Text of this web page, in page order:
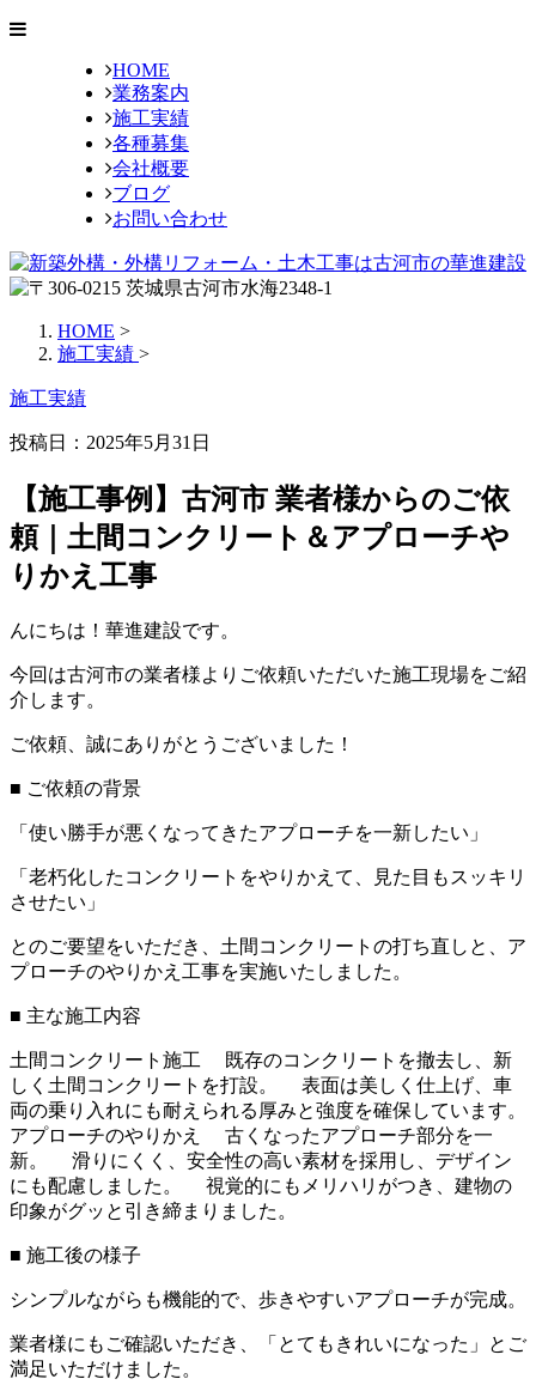
HOME
業務案内
施工実績
各種募集
会社概要
ブログ
お問い合わせ
HOME >
施工実績 >
施工実績
投稿日：2025年5月31日
【施工事例】古河市 業者様からのご依
頼｜土間コンクリート＆アプローチや
りかえ工事
んにちは！華進建設です。
今回は古河市の業者様よりご依頼いただいた施工現場をご紹
介します。
ご依頼、誠にありがとうございました！
■ ご依頼の背景
「使い勝手が悪くなってきたアプローチを一新したい」
「老朽化したコンクリートをやりかえて、見た目もスッキリ
させたい」
とのご要望をいただき、土間コンクリートの打ち直しと、ア
プローチのやりかえ工事を実施いたしました。
■ 主な施工内容
土間コンクリート施工 既存のコンクリートを撤去し、新
しく土間コンクリートを打設。 表面は美しく仕上げ、車
両の乗り入れにも耐えられる厚みと強度を確保しています。
アプローチのやりかえ 古くなったアプローチ部分を一
新。 滑りにくく、安全性の高い素材を採用し、デザイン
にも配慮しました。 視覚的にもメリハリがつき、建物の
印象がグッと引き締まりました。
■ 施工後の様子
シンプルながらも機能的で、歩きやすいアプローチが完成。
業者様にもご確認いただき、「とてもきれいになった」とご
満足いただけました。